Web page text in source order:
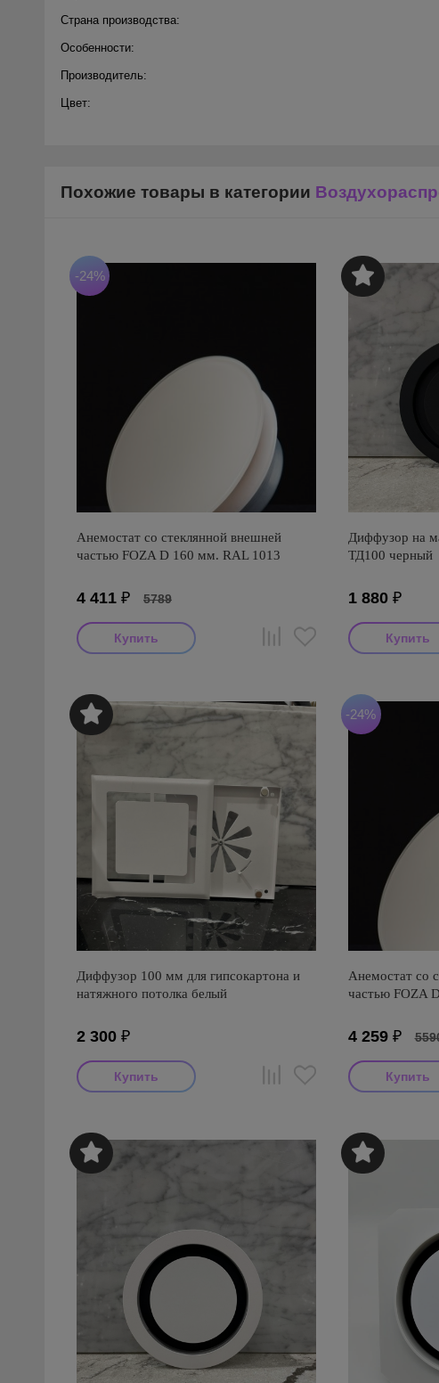
Страна производства:
Особенности:
Производитель:
Цвет:
Похожие товары в категории
-24%
Анемостат со стеклянной внешней
частью FOZA D 160 мм. RAL 1013
4 411 ₽ 5789
Диффузор на
ТД100 черный
1 880₽
Диффузор 100 мм для гипсокартона и
натяжного потолка белый
2 300 ₽
-24%
Анемостат со
частью FOZA
4 259₽